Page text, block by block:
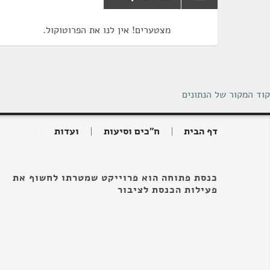
מצטערים! אין לנו את הפרוטוקול.
קוד המקור של הנתונים
דף הבית ח"כים וסיעות ועדות
כנסת פתוחה הוא פרוייקט שמטרתו לחשוף את
פעילות הכנסת לציבור